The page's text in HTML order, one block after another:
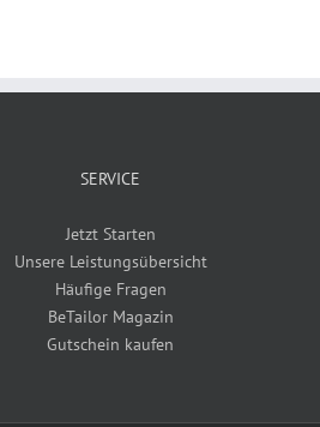
SERVICE
Jetzt Starten
Unsere Leistungsübersicht
Häufige Fragen
BeTailor Magazin
Gutschein kaufen